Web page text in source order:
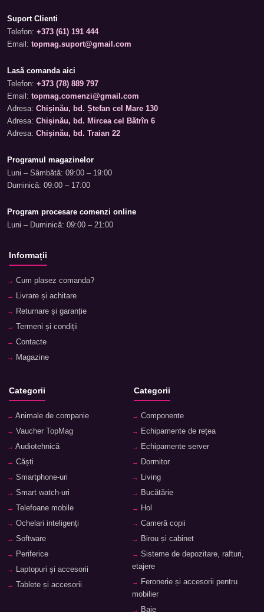
Suport Clienti
Telefon: +373 (61) 191 444
Email: topmag.suport@gmail.com
Lasă comanda aici
Telefon: +373 (78) 889 797
Email: topmag.comenzi@gmail.com
Adresa: Chișinău, bd. Ștefan cel Mare 130
Adresa: Chișinău, bd. Mircea cel Bătrîn 6
Adresa: Chișinău, bd. Traian 22
Programul magazinelor
Luni – Sâmbătă: 09:00 – 19:00
Duminică: 09:00 – 17:00
Program procesare comenzi online
Luni – Duminică: 09:00 – 21:00
Informații
Cum plasez comanda?
Livrare și achitare
Returnare și garanție
Termeni și condiții
Contacte
Magazine
Categorii
Animale de companie
Vaucher TopMag
Audiotehnică
Căști
Smartphone-uri
Smart watch-uri
Telefoane mobile
Ochelari inteligenți
Software
Periferice
Laptopuri și accesorii
Tablete și accesorii
Categorii
Componente
Echipamente de rețea
Echipamente server
Dormitor
Living
Bucătărie
Hol
Cameră copii
Birou și cabinet
Sisteme de depozitare, rafturi,
etajere
Feronerie și accesorii pentru
mobilier
Baie